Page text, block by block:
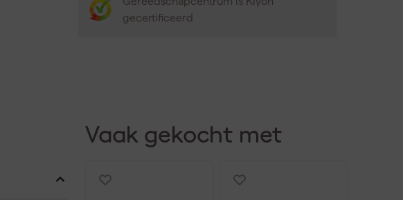
gecertificeerd
Vaak gekocht met